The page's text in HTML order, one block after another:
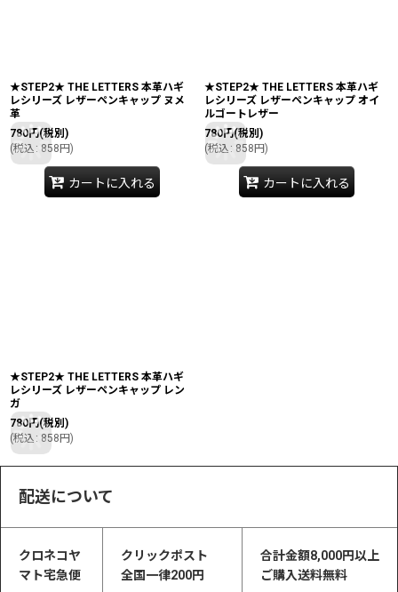
★STEP2★ THE LETTERS 本革ハギ
レシリーズ レザーペンキャップ ヌメ
革
780円(税別)
(税込 : 858 円)
カートに入れる
★STEP2★ THE LETTERS 本革ハギ
レシリーズ レザーペンキャップ オイ
ルゴートレザー
780円(税別)
(税込 : 858 円)
カートに入れる
★STEP2★ THE LETTERS 本革ハギ
レシリーズ レザーペンキャップ レン
ガ
780円(税別)
(税込 : 858 円)
配送について
クロネコヤ
マト宅急便
クリックポスト
全国一律200円
合計金額8,000円以上
ご購入送料無料